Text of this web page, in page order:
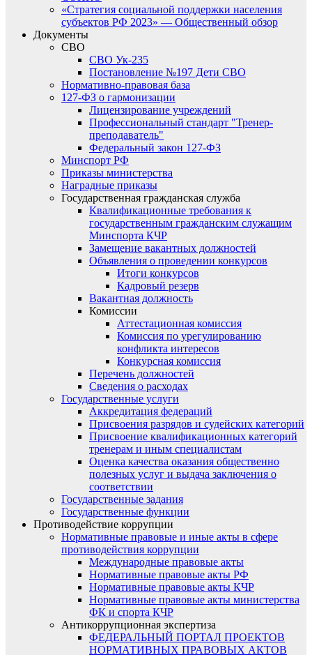
«Стратегия социальной поддержки населения
субъектов РФ 2023» — Общественный обзор
Документы
СВО
СВО Ук-235
Постановление №197 Дети СВО
Нормативно-правовая база
127-ФЗ о гармонизации
Лицензирование учреждений
Профессиональный стандарт "Тренер-
преподаватель"
Федеральный закон 127-ФЗ
Минспорт РФ
Приказы министерства
Наградные приказы
Государственная гражданская служба
Квалификационные требования к
государственным гражданским служащим
Минспорта КЧР
Замещение вакантных должностей
Объявления о проведении конкурсов
Итоги конкурсов
Кадровый резерв
Вакантная должность
Комиссии
Аттестационная комиссия
Комиссия по урегулированию
конфликта интересов
Конкурсная комиссия
Перечень должностей
Сведения о расходах
Государственные услуги
Аккредитация федераций
Присвоения разрядов и судейских категорий
Присвоение квалификационных категорий
тренерам и иным специалистам
Оценка качества оказания общественно
полезных услуг и выдача заключения о
соответствии
Государственные задания
Государственные функции
Противодействие коррупции
Нормативные правовые и иные акты в сфере
противодействия коррупции
Международные правовые акты
Нормативные правовые акты РФ
Нормативные правовые акты КЧР
Нормативные правовые акты министерства
ФК и спорта КЧР
Антикоррупционная экспертиза
ФЕДЕРАЛЬНЫЙ ПОРТАЛ ПРОЕКТОВ
НОРМАТИВНЫХ ПРАВОВЫХ АКТОВ